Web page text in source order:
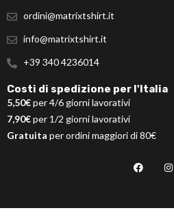
ordini@matrixtshirt.it
info@matrixtshirt.it
+39 340 4236014
Costi di spedizione per l'Italia
5,50€per 4/6 giorni lavorativi
7,90€per 1/2 giorni lavorativi
Gratuita per ordini maggiori di 80€